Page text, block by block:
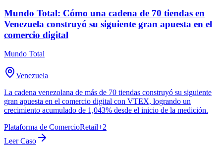
Mundo Total: Cómo una cadena de 70 tiendas en
Venezuela construyó su siguiente gran apuesta en el
comercio digital
Mundo Total
Venezuela
La cadena venezolana de más de 70 tiendas construyó su siguiente
gran apuesta en el comercio digital con VTEX, logrando un
crecimiento acumulado de 1,043% desde el inicio de la medición.
Plataforma de ComercioRetail+2
Leer Caso